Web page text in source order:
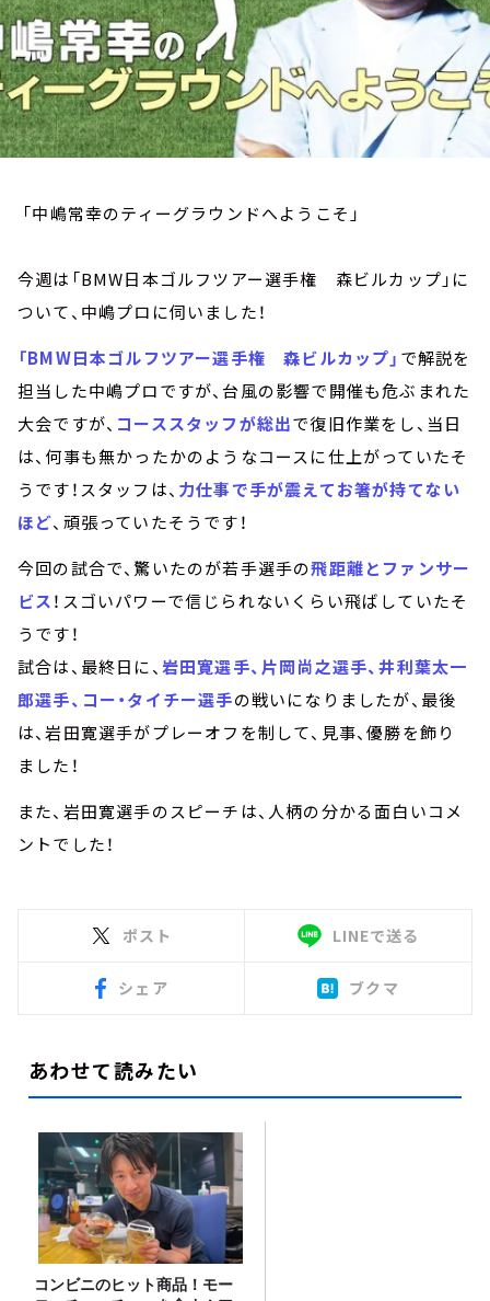
「中嶋常幸のティーグラウンドへようこそ」
今週は「BMW日本ゴルフツアー選手権 森ビルカップ」に
ついて、中嶋プロに伺いました！
「BMW日本ゴルフツアー選手権 森ビルカップ」 で解説を
担当した中嶋プロですが、台風の影響で開催も危ぶまれた
大会ですが、 コーススタッフが総出で復旧作業をし、当日
は、何事も無かったかのようなコースに仕上がっていたそ
うです！スタッフは、 力仕事で手が震えてお箸が持てない
ほど、頑張っていたそうです！
今回の試合で、驚いたのが若手選手の飛距離とファンサー
ビス！スゴいパワーで信じられないくらい飛ばしていたそ
うです！
試合は、最終日に、岩田寛選手、片岡尚之選手、井利葉太一
郎選手、コー・タイチー選手の戦いになりましたが、最後
は、岩田寛選手がプレーオフを制して、見事、優勝を飾り
ました！
また、岩田寛選手のスピーチは、人柄の分かる面白いコメ
ントでした！
ポスト LINEで送る
シェア ブクマ
あわせて読みたい
コンビニのヒット商品！モー